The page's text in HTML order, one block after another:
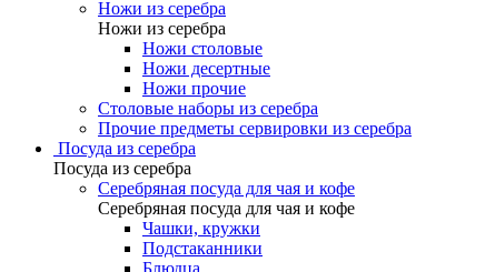
Ножи из серебра
Ножи из серебра
Ножи столовые
Ножи десертные
Ножи прочие
Столовые наборы из серебра
Прочие предметы сервировки из серебра
Посуда из серебра
Посуда из серебра
Серебряная посуда для чая и кофе
Серебряная посуда для чая и кофе
Чашки, кружки
Подстаканники
Блюдца